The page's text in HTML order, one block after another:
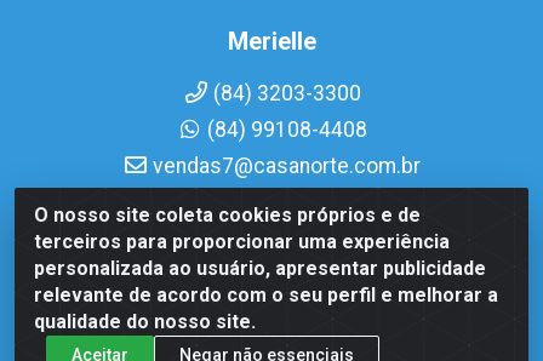
O nosso site coleta cookies próprios e de
terceiros para proporcionar uma experiência
personalizada ao usuário, apresentar publicidade
relevante de acordo com o seu perfil e melhorar a
qualidade do nosso site.
Aceitar Negar não essenciais
Merielle
(84) 3203-3300
(84) 99108-4408
vendas7@casanorte.com.br
Casa Norte LTDA - Av. Interventor Mário Câmara, 1815 -
Dix-Sept Rosado, Natal/RN - CEP 59054-600 - CNPJ
08.713.513/0001-51